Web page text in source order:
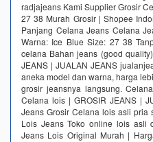
radjajeans Kami Supplier Grosir
27 38 Murah Grosir | Shopee
Panjang Celana Jeans Celana
Warna: Ice Blue Size: 27 38
celana Bahan jeans (good
JEANS | JUALAN JEANS
aneka model dan warna, harga
grosir jeansnya langsung.
Celana lois | GROSIR JEANS |
Jeans Grosir Celana lois asli pria
Lois Jeans Toko online lois asli
Jeans Lois Original Murah |